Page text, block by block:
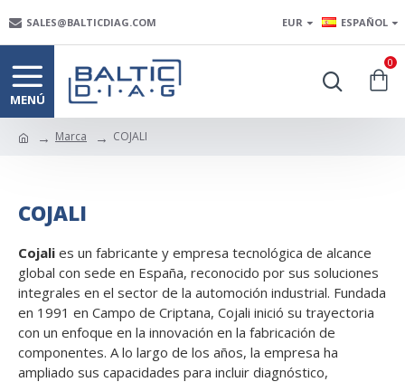
SALES@BALTICDIAG.COM EUR ESPAÑOL
0
Marca COJALI
COJALI
Cojali es un fabricante y empresa tecnológica de alcance
global con sede en España, reconocido por sus soluciones
integrales en el sector de la automoción industrial. Fundada
en 1991 en Campo de Criptana, Cojali inició su trayectoria
con un enfoque en la innovación en la fabricación de
componentes. A lo largo de los años, la empresa ha
ampliado sus capacidades para incluir diagnóstico,